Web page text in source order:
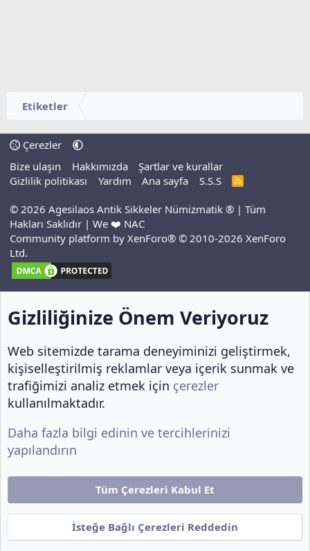
Etiketler
Çerezler
Bize ulaşın
Hakkımızda
Şartlar ve kurallar
Gizlilik politikası
Yardım Ana sayfa S.S.S
R
S
© 2026 Agesilaos Antik Sikkeler Nümizmatik ® | Tüm
Hakları Saklıdır | We ❤️ NAC
Community platform by XenForo® © 2010-2026 XenForo
Ltd.
Gizliliğinize Önem Veriyoruz
Web sitemizde tarama deneyiminizi geliştirmek,
kişiselleştirilmiş reklamlar veya içerik sunmak ve
trafiğimizi analiz etmek için çerezler
kullanılmaktadır.
Daha fazla bilgi edinin ve tercihlerinizi
yapılandırın
Tüm Çerezleri Kabul Et
İsteğe Bağlı Çerezleri Reddedin